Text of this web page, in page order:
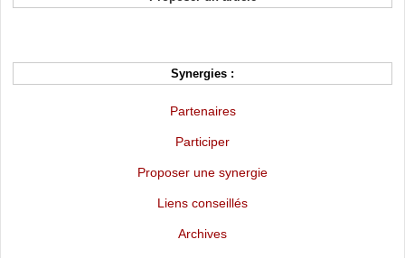
Synergies :
Partenaires
Participer
Proposer une synergie
Liens conseillés
Archives